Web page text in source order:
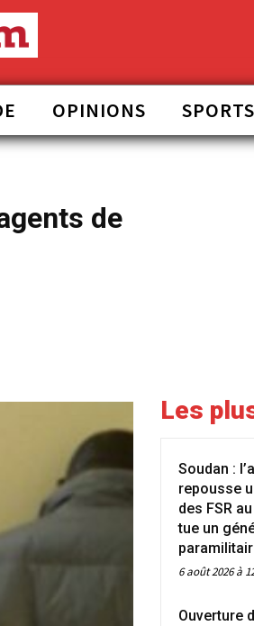
OPINIONS SPORTS
de
Les
Soudan :
repousse
des FSR
tue un
6 août 2026 à
Ouverture